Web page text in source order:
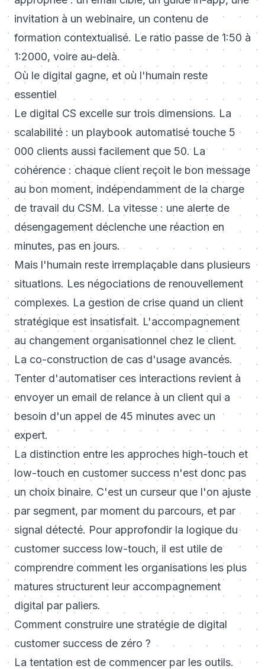
invitation à un webinaire, un contenu de
formation contextualisé. Le ratio passe de 1:50 à
1:2000, voire au-delà.
Où le digital gagne, et où l'humain reste
essentiel
Le digital CS excelle sur trois dimensions. La
scalabilité : un playbook automatisé touche 5
000 clients aussi facilement que 50. La
cohérence : chaque client reçoit le bon message
au bon moment, indépendamment de la charge
de travail du CSM. La vitesse : une alerte de
désengagement déclenche une réaction en
minutes, pas en jours.
Mais l'humain reste irremplaçable dans plusieurs
situations. Les négociations de renouvellement
complexes. La gestion de crise quand un client
stratégique est insatisfait. L'accompagnement
au changement organisationnel chez le client.
La co-construction de cas d'usage avancés.
Tenter d'automatiser ces interactions revient à
envoyer un email de relance à un client qui a
besoin d'un appel de 45 minutes avec un
expert.
La distinction entre les approches high-touch et
low-touch en customer success n'est donc pas
un choix binaire. C'est un curseur que l'on ajuste
par segment, par moment du parcours, et par
signal détecté. Pour approfondir la logique du
customer success low-touch, il est utile de
comprendre comment les organisations les plus
matures structurent leur accompagnement
digital par paliers.
Comment construire une stratégie de digital
customer success de zéro ?
La tentation est de commencer par les outils.